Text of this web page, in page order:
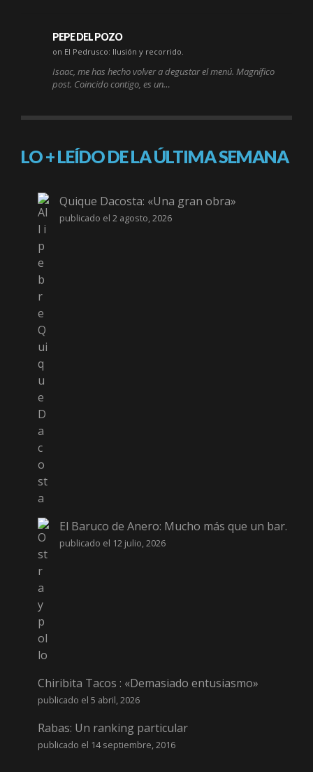
PEPE DEL POZO
on El Pedrusco: Ilusión y recorrido.
Isaac, me has hecho volver a degustar el menú. Magnífico
post. Coincido contigo, es un…
LO + LEÍDO DE LA ÚLTIMA SEMANA
Quique Dacosta: «Una gran obra»
publicado el 2 agosto, 2026
El Baruco de Anero: Mucho más que un bar.
publicado el 12 julio, 2026
Chiribita Tacos : «Demasiado entusiasmo»
publicado el 5 abril, 2026
Rabas: Un ranking particular
publicado el 14 septiembre, 2016